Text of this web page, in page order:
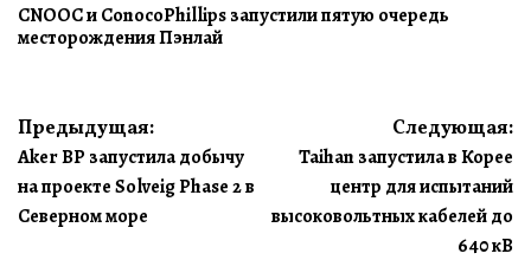
CNOOC и ConocoPhillips запустили пятую очередь
месторождения Пэнлай
Навигация
по
записям
Предыдущая:
Aker BP запустила добычу
на проекте Solveig Phase 2 в
Северном море
Следующая:
Taihan запустила в Корее
центр для испытаний
высоковольтных кабелей до
640 кВ